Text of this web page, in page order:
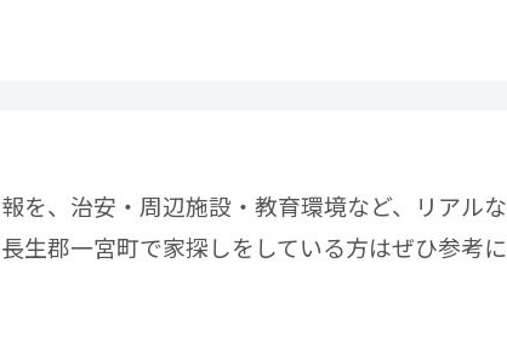
を、治安・周辺施設・教育環境など、リアルな
生郡一宮町で家探しをしている方はぜひ参考に